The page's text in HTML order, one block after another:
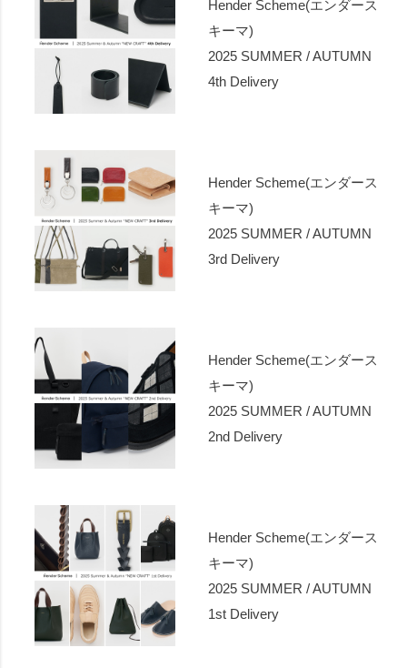
Hender Scheme(エンダース
キーマ)
2025 SUMMER / AUTUMN
4th Delivery
Hender Scheme(エンダース
キーマ)
2025 SUMMER / AUTUMN
3rd Delivery
Hender Scheme(エンダース
キーマ)
2025 SUMMER / AUTUMN
2nd Delivery
Hender Scheme(エンダース
キーマ)
2025 SUMMER / AUTUMN
1st Delivery